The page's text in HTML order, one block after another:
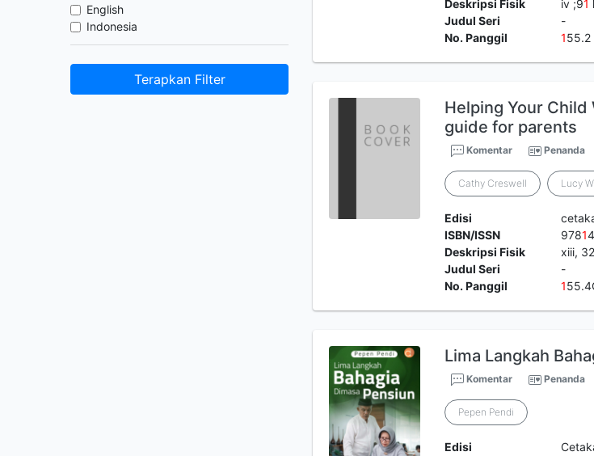
English
Indonesia
Terapkan Filter
Deskripsi Fisik
iv ;91
Judul Seri
-
No. Panggil
155.2
Helping Your
guide for parents
Komentar Penanda
Cathy Creswell Lucy
Edisi
ISBN/ISSN
9781
Deskripsi Fisik
xiii, 32
Judul Seri
-
No. Panggil
1
Lima Langkah
Komentar Penanda
Pepen Pendi
Edisi